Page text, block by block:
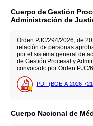
Cuerpo de Gestión
Administración de
Orden PJC/294/2026, de
relación de personas
por el sistema general de
de Gestión Procesal y
convocado por Orden PJC/
PDF (BOE-A-2026-
Cuerpo Nacional de